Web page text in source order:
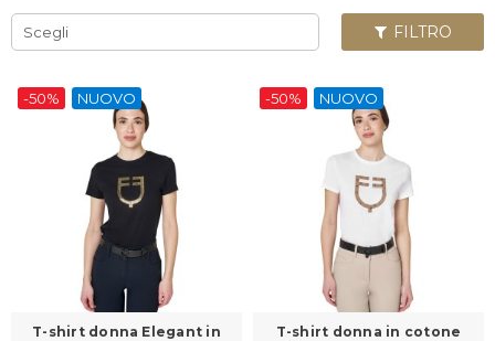
Scegli FILTRO
-50% NUOVO
T-shirt donna Elegant in
-50% NUOVO
T-shirt donna in cotone